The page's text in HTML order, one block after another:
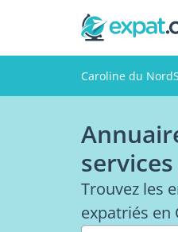
Caroline du Nord
Trouvez les
expatriés